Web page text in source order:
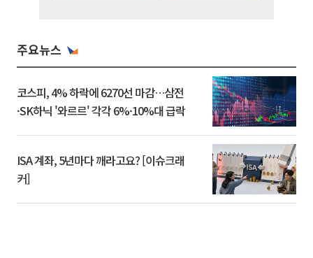
주요뉴스
코스피, 4% 하락에 6270선 마감…삼전
·SK하닉 '와르르' 각각 6%·10%대 급락
ISA 계좌, 5년마다 깨라고요? [이슈크래
커]